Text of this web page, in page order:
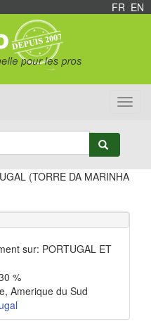
FR EN
(TORRE DA MARINHA
sur: PORTUGAL ET
%
Amerique du Sud